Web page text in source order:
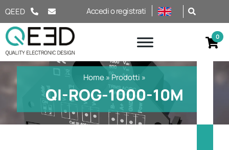
QEED Accedi o registrati
Home»Prodotti »
QI-ROG-1000-10M